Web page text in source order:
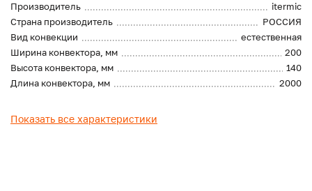
Производитель
itermic
Страна производитель
РОССИЯ
Вид конвекции
естественная
Ширина конвектора, мм
200
Высота конвектора, мм
140
Длина конвектора, мм
2000
Показать все характеристики